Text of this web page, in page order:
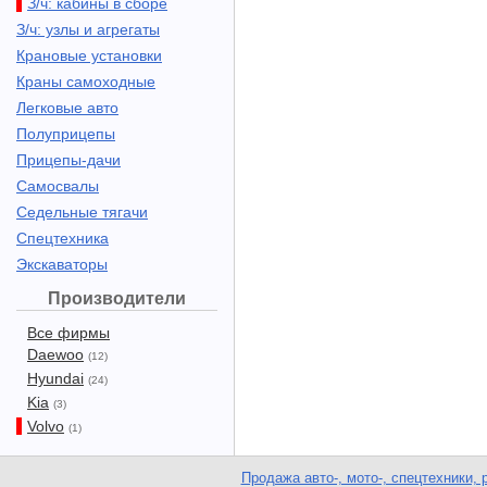
З/ч: узлы и агрегаты
Крановые установки
Краны самоходные
Легковые авто
Полуприцепы
Прицепы-дачи
Самосвалы
Седельные тягачи
Спецтехника
Экскаваторы
Производители
Все фирмы
Daewoo (12)
Hyundai (24)
Kia (3)
Volvo (1)
Продажа авто-, мото-, спецтехники,